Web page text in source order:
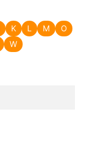
K L M
O
W